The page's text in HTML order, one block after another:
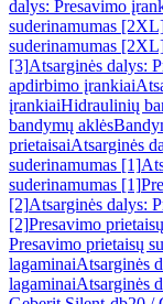
dalys: Presavimo
suderinamumas
suderinamumas
[3]Atsarginės dalys:
apdirbimo įrankiai
įrankiaiHidraulinių
bandymų aklės
prietaisaiAtsarginės
suderinamumas [1]
suderinamumas [1]
[2]Atsarginės dalys:
[2]Presavimo
Presavimo prietaisų
lagaminaiAtsarginės
lagaminaiAtsarginės